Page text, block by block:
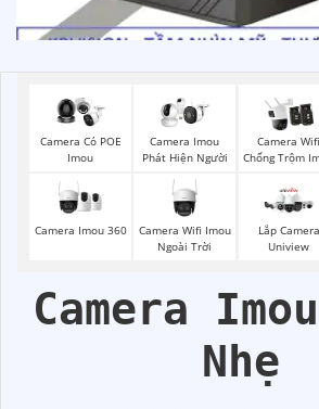
Camera Có POE
Imou
Camera Imou
Phát Hiện Người
Camera Wifi
Chống Trộm
Camera Imou 360
Camera Wifi Imou
Ngoài Trời
Lắp Camera
Uniview
Camera
Nhẹ